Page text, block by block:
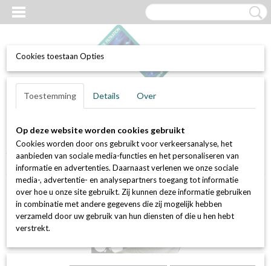
Inloggen Registreren
Home > Luchtfilters Actief kool filters (geur en VOC bestrijding)
Actief kool patronen (koolstofpotten) en losse kool
>Set van 80 stuks
actief kool patroon AK.2600
Cookies toestaan Opties
Toestemming Details Over
Op deze website worden cookies gebruikt
Cookies worden door ons gebruikt voor verkeersanalyse, het
aanbieden van sociale media-functies en het personaliseren van
informatie en advertenties. Daarnaast verlenen we onze sociale
media-, advertentie- en analysepartners toegang tot informatie
over hoe u onze site gebruikt. Zij kunnen deze informatie gebruiken
in combinatie met andere gegevens die zij mogelijk hebben
verzameld door uw gebruik van hun diensten of die u hen hebt
verstrekt.